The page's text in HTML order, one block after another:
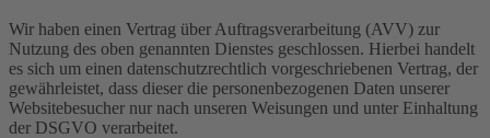
Wir haben einen Vertrag über Auftragsverarbeitung (AVV) zur
Nutzung des oben genannten Dienstes geschlossen. Hierbei handelt
es sich um einen datenschutzrechtlich vorgeschriebenen Vertrag, der
gewährleistet, dass dieser die personenbezogenen Daten unserer
Websitebesucher nur nach unseren Weisungen und unter Einhaltung
der DSGVO verarbeitet.